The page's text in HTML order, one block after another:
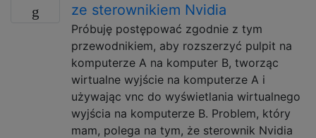
ze sterownikiem Nvidia
Próbuję postępować zgodnie z tym
przewodnikiem, aby rozszerzyć pulpit na
komputerze A na komputer B, tworząc
wirtualne wyjście na komputerze A i
używając vnc do wyświetlania wirtualnego
wyjścia na komputerze B. Problem, który
mam, polega na tym, że sterownik Nvidia